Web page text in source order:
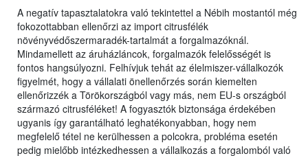
A negatív tapasztalatokra való tekintettel a Nébih mostantól még
fokozottabban ellenőrzi az import citrusfélék
növényvédőszermaradék-tartalmát a forgalmazóknál.
Mindamellett az áruházláncok, forgalmazók felelősségét is
fontos hangsúlyozni. Felhívjuk tehát az élelmiszer-vállalkozók
figyelmét, hogy a vállalati önellenőrzés során kiemelten
ellenőrizzék a Törökországból vagy más, nem EU-s országból
származó citrusféléket! A fogyasztók biztonsága érdekében
ugyanis így garantálható leghatékonyabban, hogy nem
megfelelő tétel ne kerülhessen a polcokra, probléma esetén
pedig mielőbb intézkedhessen a vállalkozás a forgalomból való